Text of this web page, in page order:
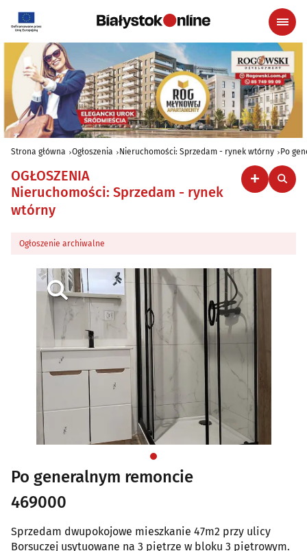
Strona główna Ogłoszenia Nieruchomości: Sprzedam - rynek wtórny Po
OGŁOSZENIA
Nieruchomości: Sprzedam - rynek
wtórny
Ogłoszenie archiwalne
Po generalnym remoncie
469000
Sprzedam dwupokojowe mieszkanie 47m2 przy ulicy
Borsuczej usytuowane na 3 piętrze w bloku 3 piętrowym.